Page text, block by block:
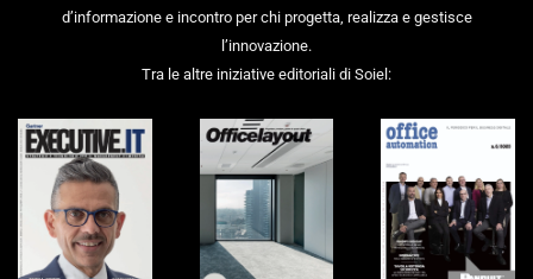
d’informazione e incontro per chi progetta, realizza e gestisce
l’innovazione.
Tra le altre iniziative editoriali di Soiel: